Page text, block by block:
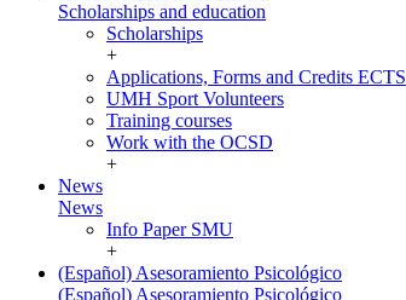
Scholarships and education
Scholarships
+
Applications, Forms and Credits ECTS
UMH Sport Volunteers
Training courses
Work with the OCSD
+
News
News
Info Paper SMU
+
(Español) Asesoramiento Psicológico
(Español) Asesoramiento Psicológico